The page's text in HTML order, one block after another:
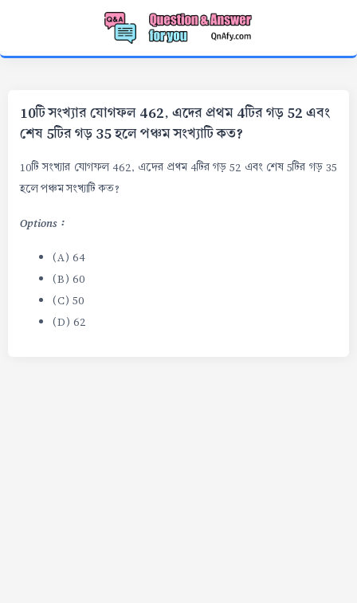
10টি সংখ্যার যোগফল 462, এদের প্রথম 4টির গড় 52 এবং
শেষ 5টির গড় 35 হলে পঞ্চম সংখ্যাটি কত?
10টি সংখ্যার যোগফল 462, এদের প্রথম 4টির গড় 52 এবং শেষ 5টির গড় 35
হলে পঞ্চম সংখ্যাটি কত?
Options :
(A) 64
(B) 60
(C) 50
(D) 62